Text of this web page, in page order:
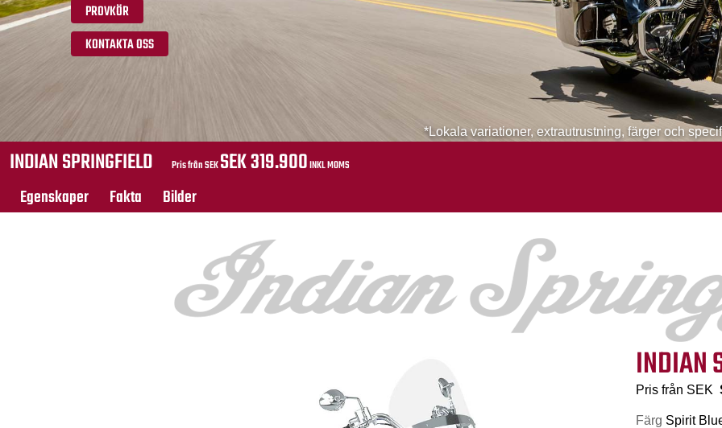
*Lokala variationer, extrautrustning, färger och
PROVKÖR
KONTAKTA OSS
INDIAN SPRINGFIELD Pris från SEKSEK 319.900INKL MOMS
Egenskaper Fakta Bilder
INDIAN
Pris från SEK
Färg Spirit